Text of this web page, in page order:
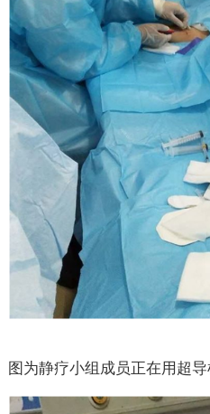
图为静疗小组成员正在用超导